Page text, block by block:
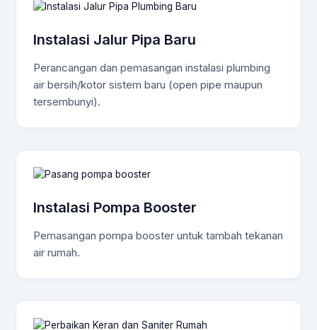
Instalasi Jalur Pipa Baru
Perancangan dan pemasangan instalasi plumbing
air bersih/kotor sistem baru (open pipe maupun
tersembunyi).
Instalasi Pompa Booster
Pemasangan pompa booster untuk tambah tekanan
air rumah.